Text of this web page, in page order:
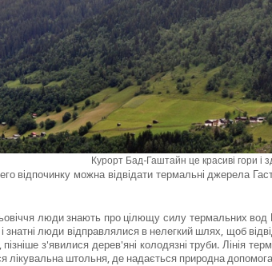
Курорт Бад-Гаштайн це красиві гори і
відпочинку можна відвідати термальні джерела
люди знають про цілющу силу термальних
і знатні люди відправлялися в нелегкий шлях, щоб
з'явилися дерев'яні колодязні труби. Лінія
лікувальна штольня, де надається природна